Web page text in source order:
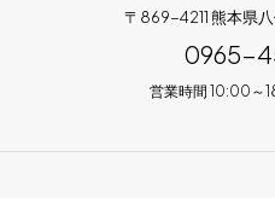
〒869-4211 熊本県八
0965-
営業時間 10:00～